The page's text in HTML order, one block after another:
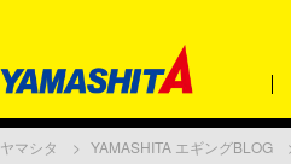
ヤマシタ YAMASHITA エギングBLOG